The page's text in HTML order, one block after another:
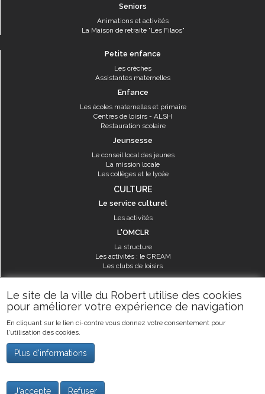
Le site de la ville du Robert utilise des cookies
pour améliorer votre expérience de navigation
En cliquant sur le lien ci-contre vous donnez votre consentement pour
l'utilisation des cookies.
Plus d'informations
J'accepte Refuser
Seniors
Animations et activités
La Maison de retraite "Les Filaos"
Petite enfance
Les crèches
Assistantes maternelles
Enfance
Les écoles maternelles et primaire
Centres de loisirs - ALSH
Restauration scolaire
Jeunsesse
Le conseil local des jeunes
La mission locale
Les collèges et le lycée
CULTURE
Le service culturel
Les activités
L'OMCLR
La structure
Les activités : le CREAM
Les clubs de loisirs
SPORT
Les équipements sportifs
Les aménagements municipaux
Les activités
©2019Ville du Robert